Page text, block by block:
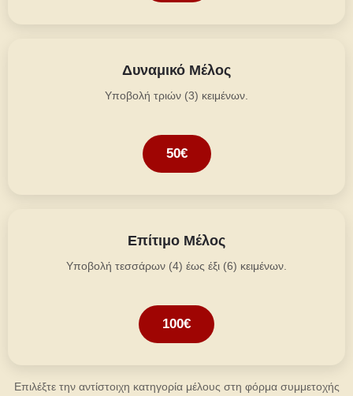
Δυναμικό Μέλος
Υποβολή τριών (3) κειμένων.
50€
Επίτιμο Μέλος
Υποβολή τεσσάρων (4) έως έξι (6) κειμένων.
100€
Επιλέξτε την αντίστοιχη κατηγορία μέλους στη φόρμα συμμετοχής